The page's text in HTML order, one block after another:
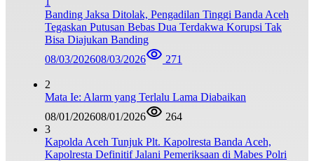
Banding Jaksa Ditolak, Pengadilan Tinggi Banda Aceh
Tegaskan Putusan Bebas Dua Terdakwa Korupsi Tak
Bisa Diajukan Banding
08/03/202608/03/2026 271
2
Mata Ie: Alarm yang Terlalu Lama Diabaikan
08/01/202608/01/2026
264
3
Kapolda Aceh Tunjuk Plt. Kapolresta Banda Aceh,
Kapolresta Definitif Jalani Pemeriksaan di Mabes Polri